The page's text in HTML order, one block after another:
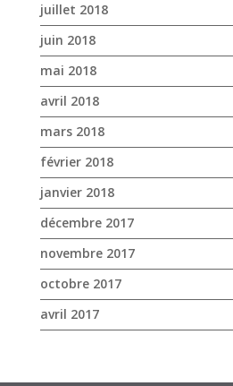
juillet 2018
juin 2018
mai 2018
avril 2018
mars 2018
février 2018
janvier 2018
décembre 2017
novembre 2017
octobre 2017
avril 2017